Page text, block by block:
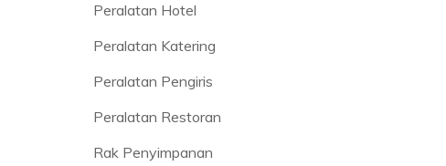
Peralatan Hotel
Peralatan Katering
Peralatan Pengiris
Peralatan Restoran
Rak Penyimpanan